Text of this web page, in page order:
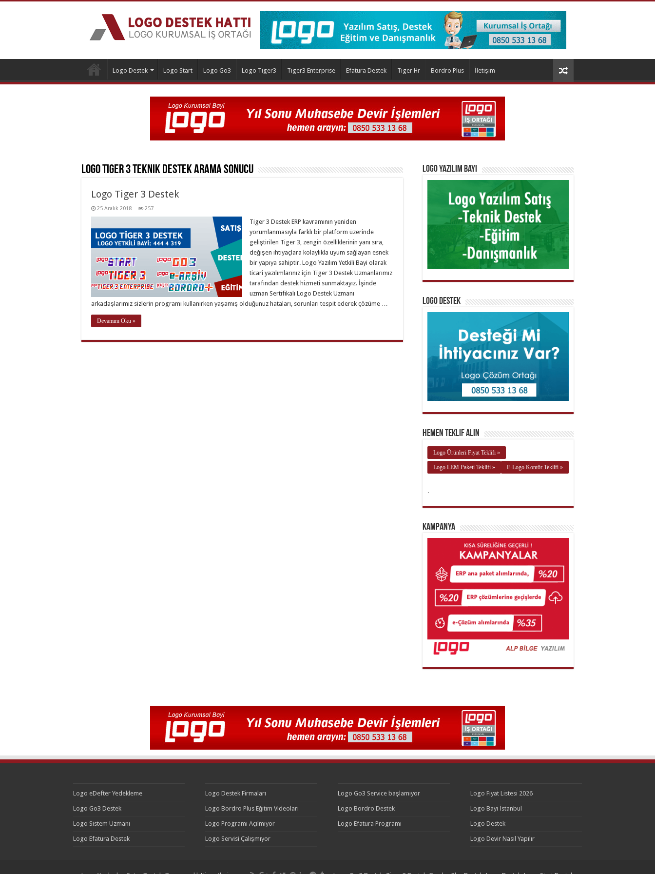
Logo Destek Logo Start Logo Go3 Logo Tiger3 Tiger3 Enterprise Efatura Destek Tiger Hr Bordro Plus İletişim
Logo Tiger 3 Teknik DestekArama Sonucu
Logo Tiger 3 Destek
25 Aralık 2018 257
Tiger 3 Destek ERP kavramının yeniden
yorumlanmasıyla farklı bir platform üzerinde
geliştirilen Tiger 3, zengin özelliklerinin yanı sıra,
değişen ihtiyaçlara kolaylıkla uyum sağlayan esnek
bir yapıya sahiptir. Logo Yazılım Yetkili Bayi olarak
ticari yazılımlarınız için Tiger 3 Destek Uzmanlarımız
tarafından destek hizmeti sunmaktayız. İşinde
uzman Sertifikalı Logo Destek Uzmanı
arkadaşlarımız sizlerin programı kullanırken yaşamış olduğunuz hataları, sorunları tespit ederek çözüme …
Devamını Oku »
Logo Yazılım Bayi
Logo Destek
Hemen Teklif Alın
Logo Ürünleri Fiyat Teklifi »
Logo LEM Paketi Teklifi » E-Logo Kontör Teklifi »
.
Kampanya
Logo eDefter Yedekleme
Logo Go3 Destek
Logo Sistem Uzmanı
Logo Efatura Destek
Logo Destek Firmaları
Logo Bordro Plus Eğitim Videoları
Logo Programı Açılmıyor
Logo Servisi Çalışmıyor
Logo Go3 Service başlamıyor
Logo Bordro Destek
Logo Efatura Programı
Logo Fiyat Listesi 2026
Logo Bayi İstanbul
Logo Destek
Logo Devir Nasıl Yapılır